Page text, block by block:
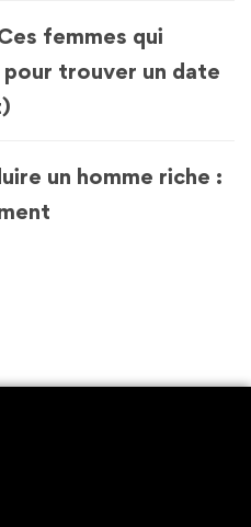
femmes qui
trouver un date
un homme riche :